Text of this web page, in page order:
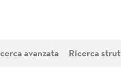
avanzata Ricerca